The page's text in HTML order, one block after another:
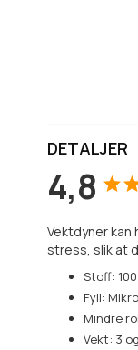
DETALJER
4,8
Vektdyner
stress, slik at
Stoff:
Fyll: M
Mindre
Vekt: 3